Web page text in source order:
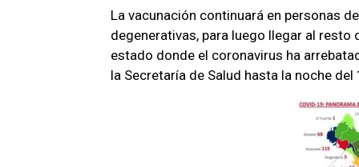
La vacunación continuará en personas
degenerativas, para luego llegar al resto
estado donde el coronavirus ha
la Secretaría de Salud hasta la noche